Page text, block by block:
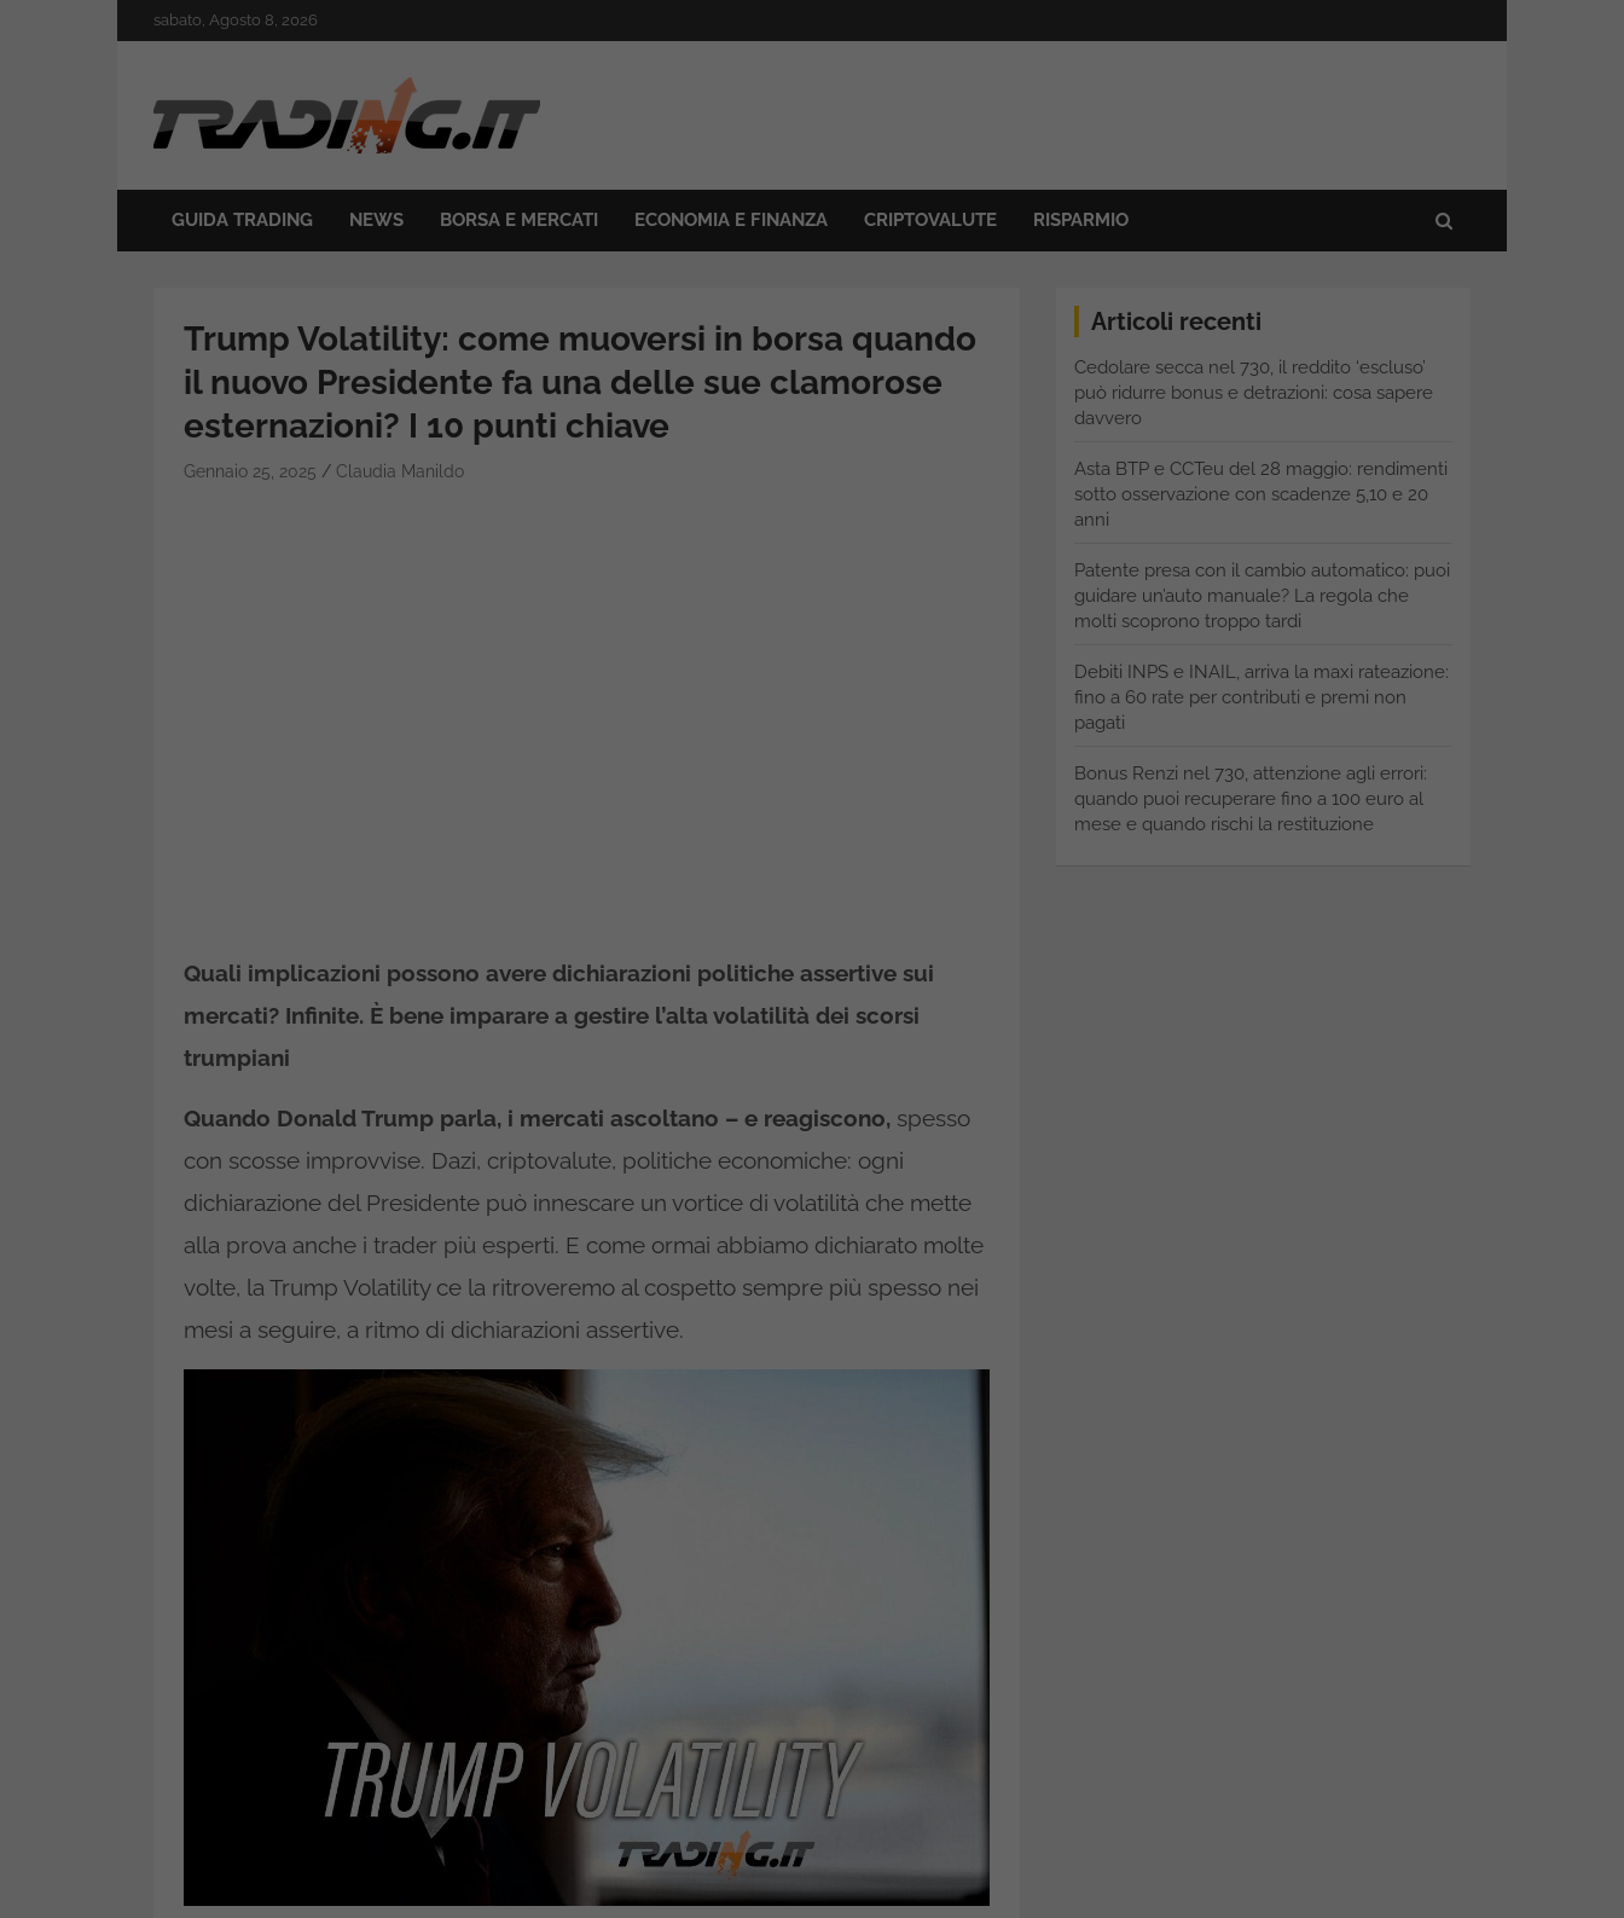
to
sabato, Agosto 8, 2026
Trading.it
GUIDA TRADING NEWS BORSA E MERCATI ECONOMIA E FINANZA CRIPTOVALUTE RISPARMIO
Trump Volatility: come muoversi in borsa quando
il nuovo Presidente fa una delle sue clamorose
esternazioni? I 10 punti chiave
Gennaio 25, 2025 Claudia Manildo
Quali implicazioni possono avere dichiarazioni politiche assertive sui
mercati? Infinite. È bene imparare a gestire l’alta volatilità dei scorsi
trumpiani
Quando Donald Trump parla, i mercati ascoltano – e reagiscono, spesso
con scosse improvvise. Dazi, criptovalute, politiche economiche: ogni
dichiarazione del Presidente può innescare un vortice di volatilità che mette
alla prova anche i trader più esperti. E come ormai abbiamo dichiarato molte
volte, la Trump Volatility ce la ritroveremo al cospetto sempre più spesso nei
mesi a seguire, a ritmo di dichiarazioni assertive.
Articoli recenti
Cedolare secca nel 730, il reddito ‘escluso’
può ridurre bonus e detrazioni: cosa sapere
davvero
Asta BTP e CCTeu del 28 maggio: rendimenti
sotto osservazione con scadenze 5,10 e 20
anni
Patente presa con il cambio automatico: puoi
guidare un’auto manuale? La regola che
molti scoprono troppo tardi
Debiti INPS e INAIL, arriva la maxi rateazione:
fino a 60 rate per contributi e premi non
pagati
Bonus Renzi nel 730, attenzione agli errori:
quando puoi recuperare fino a 100 euro al
mese e quando rischi la restituzione